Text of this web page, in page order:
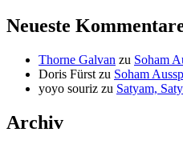
Neueste
Thorne Galvan zu Soham
Doris Fürst zu Soham
yoyo souriz zu Satyam,
Archiv